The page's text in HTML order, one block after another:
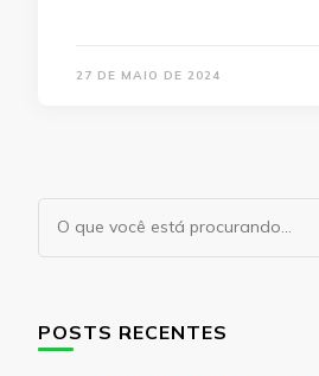
27 DE MAIO DE 2024
Procurando
algo?
POSTS RECENTES